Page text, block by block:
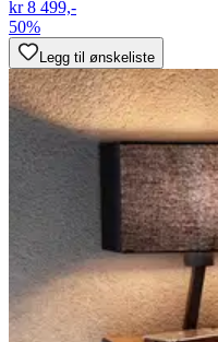
kr 8 499,-
50%
Legg til ønskeliste